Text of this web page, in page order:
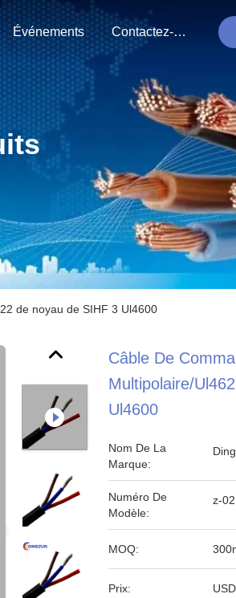
Événements Contactez-Nous
de noyau de SIHF 3 Ul4600
Câble De
Multipolaire/
Ul4600
Nom De La
Marque:
Numéro De
Modèle:
z-02
MOQ:
Prix: